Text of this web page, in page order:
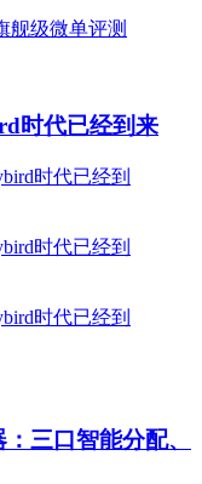
时代已经到来
三口智能分配、